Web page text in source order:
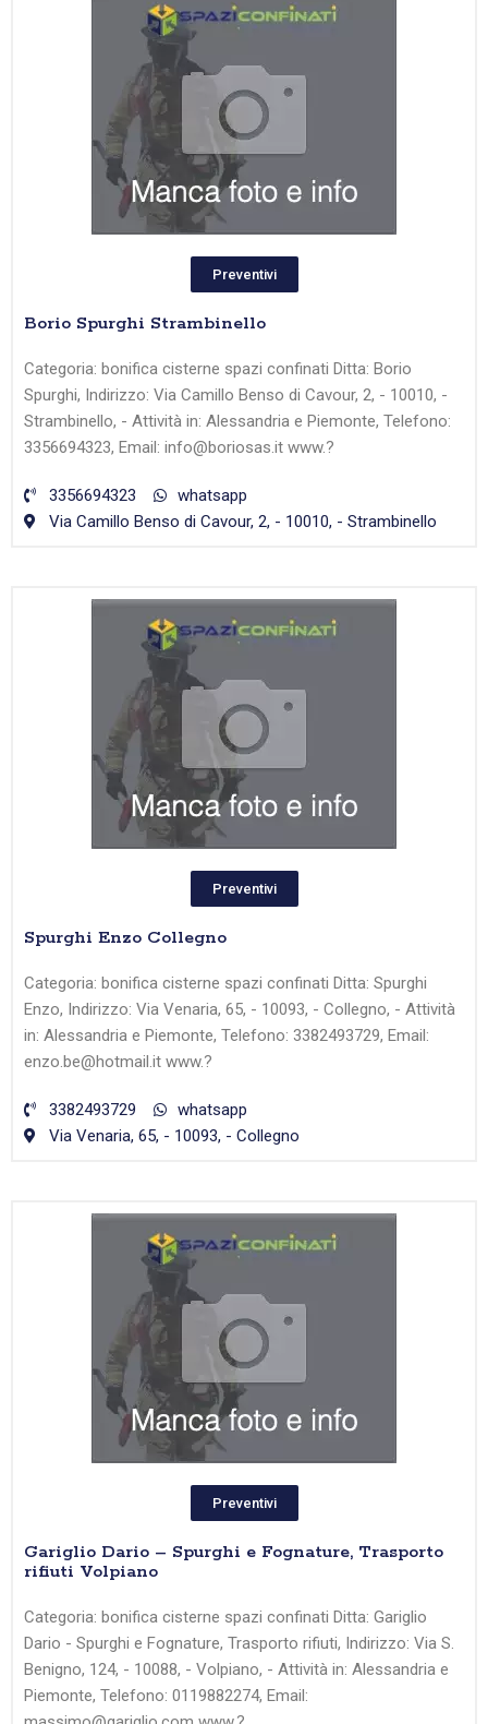
Preventivi
Borio Spurghi Strambinello
Categoria: bonifica cisterne spazi confinati Ditta: Borio
Spurghi, Indirizzo: Via Camillo Benso di Cavour, 2, - 10010, -
Strambinello, - Attività in: Alessandria e Piemonte, Telefono:
3356694323, Email: info@boriosas.it www.?
3356694323
whatsapp
Via Camillo Benso di Cavour, 2, - 10010, - Strambinello
Preventivi
Spurghi Enzo Collegno
Categoria: bonifica cisterne spazi confinati Ditta: Spurghi
Enzo, Indirizzo: Via Venaria, 65, - 10093, - Collegno, - Attività
in: Alessandria e Piemonte, Telefono: 3382493729, Email:
enzo.be@hotmail.it www.?
3382493729
whatsapp
Via Venaria, 65, - 10093, - Collegno
Preventivi
Gariglio Dario – Spurghi e Fognature, Trasporto
rifiuti Volpiano
Categoria: bonifica cisterne spazi confinati Ditta: Gariglio
Dario - Spurghi e Fognature, Trasporto rifiuti, Indirizzo: Via S.
Benigno, 124, - 10088, - Volpiano, - Attività in: Alessandria e
Piemonte, Telefono: 0119882274, Email: